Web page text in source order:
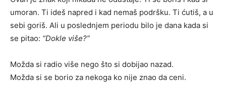
umoran. Ti ideš napred i kad nemaš podršku. Ti ćutiš, a u
sebi goriš. Ali u poslednjem periodu bilo je dana kada si
se pitao: “Dokle više?”
Možda si radio više nego što si dobijao nazad.
Možda si se borio za nekoga ko nije znao da ceni.